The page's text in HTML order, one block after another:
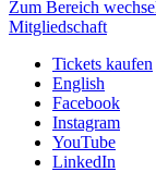
Zum Bereich
Mitgliedschaft
Tickets kaufen
English
Facebook
Instagram
YouTube
LinkedIn